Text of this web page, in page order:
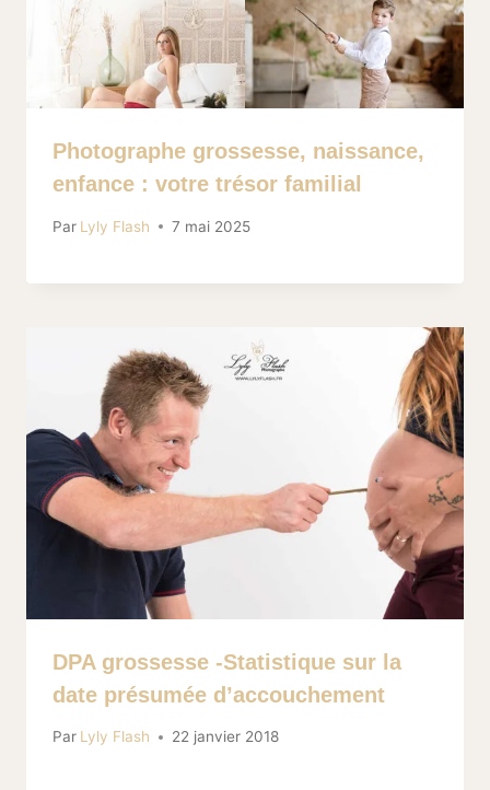
Photographe grossesse, naissance,
enfance : votre trésor familial
Par Lyly Flash 7 mai 2025
DPA grossesse -Statistique sur la
date présumée d’accouchement
Par Lyly Flash 22 janvier 2018